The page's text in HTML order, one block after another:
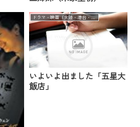
ドラマ・映画（大陸・港台・華流）
いよいよ出ました「五星大
飯店」